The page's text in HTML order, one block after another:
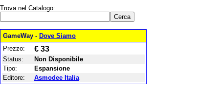
Trova nel Catalogo:
GameWay - Dove Siamo
Prezzo:
€ 33
Status:
Non Disponibile
Tipo:
Espansione
Editore:
Asmodee Italia